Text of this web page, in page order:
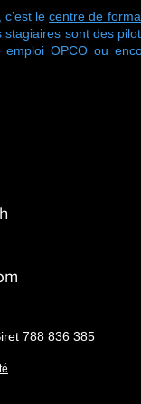
c’est lecentre de
stagiaires sont des
OPCO ou
788 836 385